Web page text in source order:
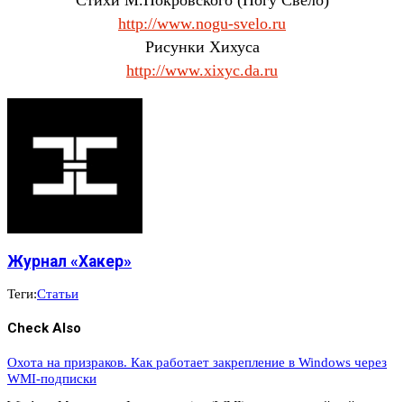
http://www.nogu-svelo.ru
Pисунки Хихуса
http://www.xixyc.da.ru
Журнал «Хакер»
Теги:Статьи
Check Also
Охота на призраков. Как работает закрепление в Windows через
WMI-подписки